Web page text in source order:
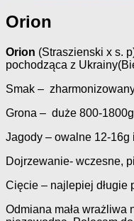
Orion
Orion (Straszienski x s.
pochodząca z
Smak –
Grona – duże 800-
Jagody – owalne 12-16g
Dojrzewanie- wczesne,
Cięcie – najlepiej długie
Odmiana mała wrażliwa